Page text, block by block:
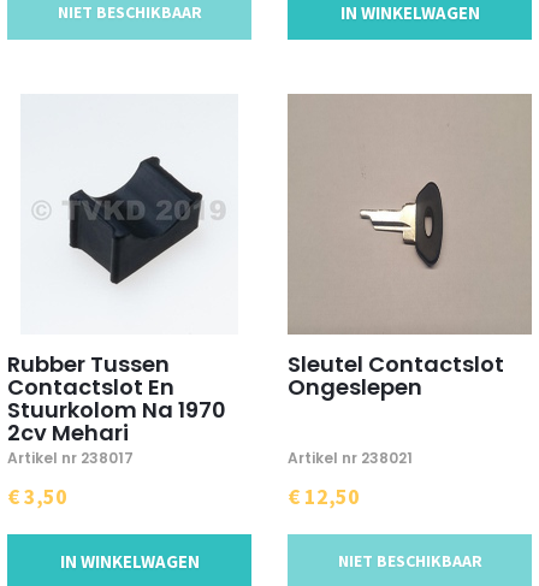
NIET BESCHIKBAAR IN WINKELWAGEN
Rubber Tussen
Contactslot En
Stuurkolom Na 1970
2cv Mehari
Artikel nr 238017
€ 3,50
IN WINKELWAGEN
Sleutel Contactslot
Ongeslepen
Artikel nr 238021
€ 12,50
NIET BESCHIKBAAR